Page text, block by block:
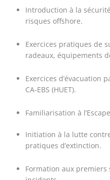
Introduction à la
risques offshore.
Exercices pratiques de
radeaux, équipements
Exercices d’évacuation
CA-EBS (HUET).
Familiarisation à
Initiation à la lutte
pratiques d’extinction.
Formation aux premiers